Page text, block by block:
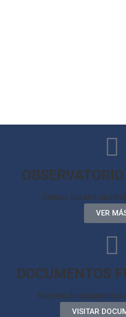
Conoce nuestro
VER
DOCUMENTOS
Sección de documentos
VISITAR